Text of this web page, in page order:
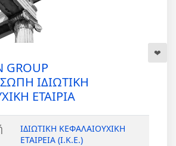
GROUP
ΙΔΙΩΤΙΚΗ
ΕΤΑΙΡΙΑ
ΙΔΙΩΤΙΚΗ ΚΕΦΑΛΑΙΟΥΧΙΚΗ
ΕΤΑΙΡΕΙΑ (Ι.Κ.Ε.)